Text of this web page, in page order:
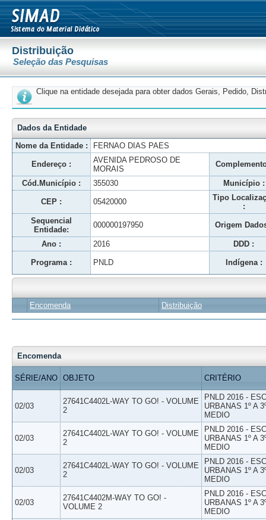
Distribuição
Seleção das Pesquisas
Clique na entidade desejada para obter dados Gerais, Pedido,
Dados da Entidade
Nome da Entidade :
FERNAO DIAS PAES
Endereço :
AVENIDA PEDROSO DE
MORAIS
Cód.Município : 355030 Município :
CEP : 05420000
Tipo
:
Sequencial
Entidade:
000000197950 Origem
Ano : 2016 DDD :
Programa : PNLD Indígena :
Encomenda Distribuição
Encomenda
SÉRIE/ANO OBJETO CRITÉRIO
02/03
27641C4402L-WAY TO GO! - VOLUME
2
PNLD 2016 -
URBANAS 1º A
MEDIO
02/03
27641C4402L-WAY TO GO! - VOLUME
2
PNLD 2016 -
URBANAS 1º A
MEDIO
02/03
27641C4402L-WAY TO GO! - VOLUME
2
PNLD 2016 -
URBANAS 1º A
MEDIO
02/03
27641C4402M-WAY TO GO! -
VOLUME 2
PNLD 2016 -
URBANAS 1º A
MEDIO